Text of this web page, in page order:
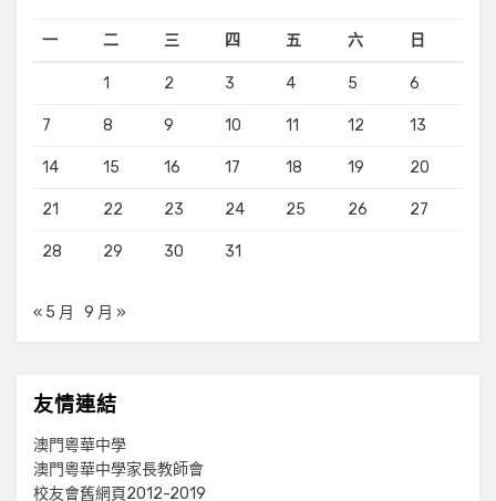
一 二 三 四 五 六 日
1 2 3 4 5 6
7 8 9 10 11 12 13
14 15 16 17 18 19 20
21 22 23 24 25 26 27
28 29 30 31
« 5 月 9 月 »
友情連結
澳門粵華中學
澳門粵華中學家長教師會
校友會舊網頁2012-2019